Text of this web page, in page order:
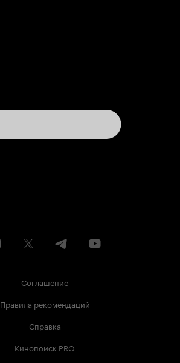
Соглашение
Правила рекомендаций
Справка
Кинопоиск PRO